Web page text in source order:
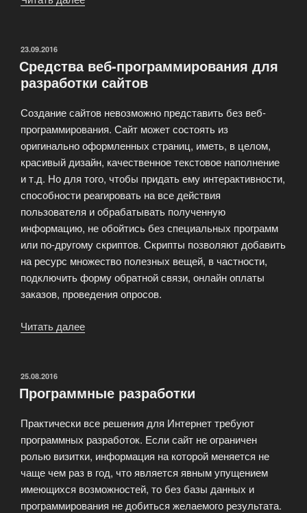
и
от
это
зависит?»
ОПУБЛИКОВАНО
23.09.2016
Средства веб-программирования для
разработки сайтов
Создание сайтов невозможно представить без веб-
программирования. Сайт может состоять из
оригинально оформленных страниц, иметь, в целом,
красивый дизайн, качественное текстовое наполнение
и т.д. Но для того, чтобы придать ему интерактивности,
способности реагировать на все действия
пользователя и обрабатывать полученную
информацию, не обойтись без специальных программ
или по-другому скриптов. Скрипты позволяют добавить
на ресурс множество полезных вещей, в частности,
подключить форму обратной связи, онлайн оплаты
заказов, проведения опросов.
Читать далее
разработки
ОПУБЛИКОВАНО
25.08.2016
Программные разработки
Практически все решения для Интернет требуют
программных разработок. Если сайт не ограничен
ролью визитки, информация на которой меняется не
чаще чем раз в год, что является явным упущением
имеющихся возможностей, то без базы данных и
программирования не добиться желаемого результата.